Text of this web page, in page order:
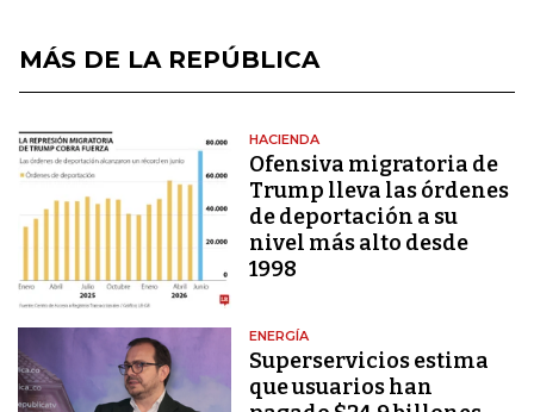
MÁS DE LA REPÚBLICA
HACIENDA
Ofensiva migratoria de
Trump lleva las órdenes
de deportación a su
nivel más alto desde
1998
ENERGÍA
Superservicios estima
que usuarios han